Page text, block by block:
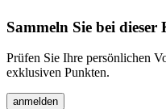
Sammeln Sie bei
Prüfen Sie Ihre persönlichen
exklusiven Punkten.
anmelden